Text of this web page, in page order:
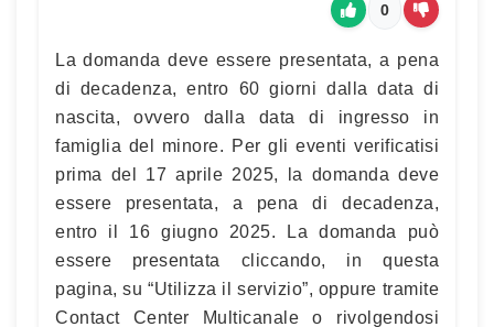
0
La domanda deve essere presentata, a pena
di decadenza, entro 60 giorni dalla data di
nascita, ovvero dalla data di ingresso in
famiglia del minore. Per gli eventi verificatisi
prima del 17 aprile 2025, la domanda deve
essere presentata, a pena di decadenza,
entro il 16 giugno 2025. La domanda può
essere presentata cliccando, in questa
pagina, su “Utilizza il servizio”, oppure tramite
Contact Center Multicanale o rivolgendosi